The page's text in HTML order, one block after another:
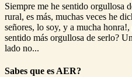
Siempre me he sentido orgullosa
rural, es más, muchas veces he
señores, lo soy, y a mucha
sentido más orgullosa de serlo?
lado no...
Sabes que es AER?